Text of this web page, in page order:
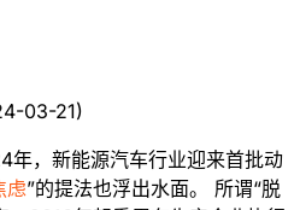
03-21)
年，新能源汽车行业迎来首批动
虑”的提法也浮出水面。 所谓“脱